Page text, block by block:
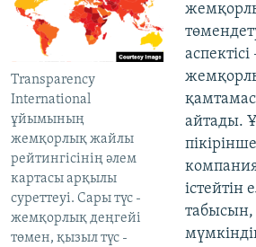
Transparency
International
ұйымының
жемқорлық жайлы
рейтингісінің әлем
картасы арқылы
суреттеуі. Сары түс -
жемқорлық деңгейі
төмен, қызыл түс -
айтады.
істейтін
табысын,